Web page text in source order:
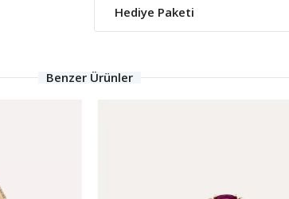
Hediye Paketi
Benzer Ürünler